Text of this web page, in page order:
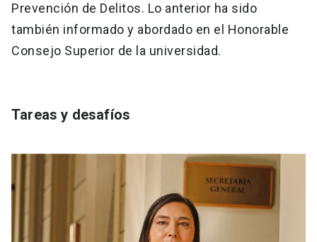
Prevención de Delitos. Lo anterior ha sido
también informado y abordado en el Honorable
Consejo Superior de la universidad.
Tareas y desafíos